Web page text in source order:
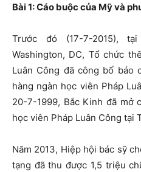
Bài 1: Cáo buộc của Mỹ và
Trước đó (17-7-2015),
Washington, DC, Tổ chức
Luân Công đã công bố báo
hàng ngàn học viên Pháp
20-7-1999, Bắc Kinh đã mở
học viên Pháp Luân Công tại
Năm 2013, Hiệp hội bác sỹ
tạng đã thu được 1,5 triệu